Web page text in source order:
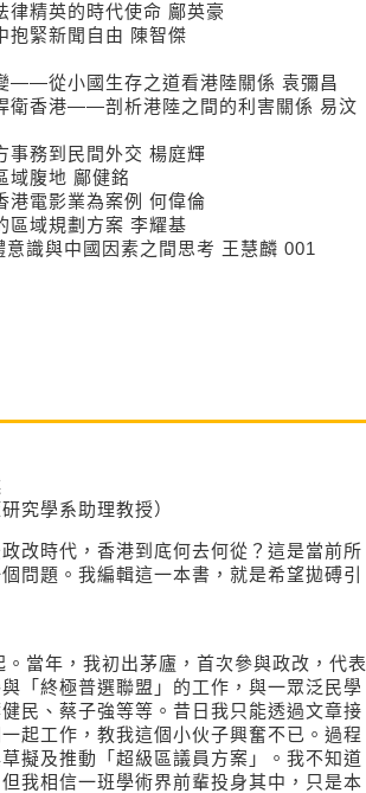
精英的時代使命 鄺英豪
緊新聞自由 陳智傑
——從小國生存之道看港陸關係 袁彌昌
衛香港——剖析港陸之間的利害關係 易汶
務到民間外交 楊庭輝
腹地 鄺健銘
電影業為案例 何偉倫
域規劃方案 李耀基
識與中國因素之間思考 王慧麟 001
究學系助理教授）
改時代，香港到底何去何從？這是當前所
問題。我編輯這一本書，就是希望拋磗引
當年，我初出茅廬，首次參與政改，代表
「終極普選聯盟」的工作，與一眾泛民學
民、蔡子強等等。昔日我只能透過文章接
起工作，教我這個小伙子興奮不已。過程
擬及推動「超級區議員方案」。我不知道
我相信一班學術界前輩投身其中，只是本